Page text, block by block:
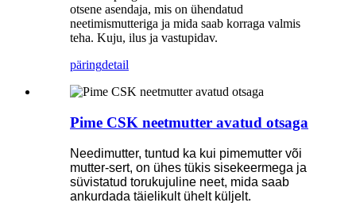
otsene asendaja, mis on ühendatud
neetimismutteriga ja mida saab korraga valmis
teha. Kuju, ilus ja vastupidav.
päringdetail
Pime CSK neetmutter avatud otsaga
Needimutter, tuntud ka kui pimemutter või
mutter-sert, on ühes tükis sisekeermega ja
süvistatud torukujuline neet, mida saab
ankurdada täielikult ühelt küljelt.